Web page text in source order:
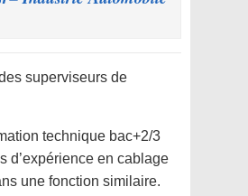
superviseurs de
technique bac+2/3
d’expérience en cablage
une fonction similaire.